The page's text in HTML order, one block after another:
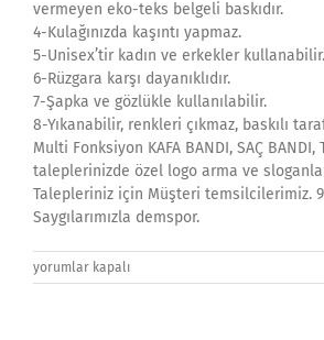
vermeyen eko-teks belgeli baskıdır.
4-Kulağınızda kaşıntı yapmaz.
5-Unisex’tir kadın ve erkekler kullanabilir.
6-Rüzgara karşı dayanıklıdır.
7-Şapka ve gözlükle kullanılabilir.
8-Yıkanabilir, renkleri çıkmaz, baskılı
Multi Fonksiyon KAFA BANDI, SAÇ
taleplerinizde özel logo arma ve
Talepleriniz için Müşteri temsilcilerimiz.
Saygılarımızla demspor.
istanbul-
aydin-
yorumlar kapalı